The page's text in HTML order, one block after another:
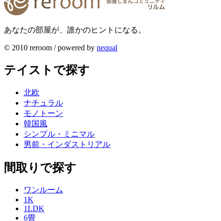
あなたの部屋が、誰かのヒントになる。
© 2010 reroom / powered by nequal
テイストで探す
北欧
ナチュラル
モノトーン
韓国風
シンプル・ミニマル
男前・インダストリアル
間取りで探す
ワンルーム
1K
1LDK
6畳